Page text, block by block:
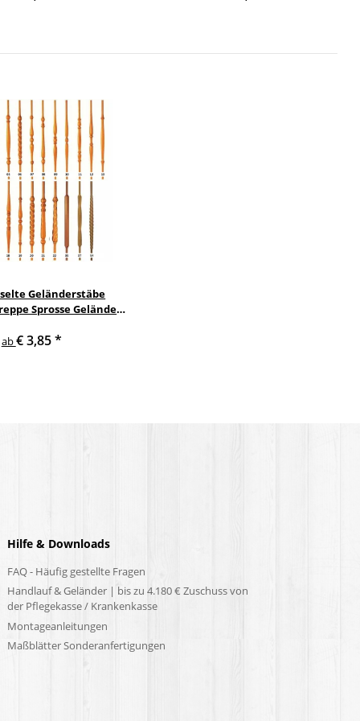
Geländerstäbe
Sprosse Geländer
ab€ 3,85*
Hilfe & Downloads
FAQ - Häufig gestellte Fragen
Handlauf & Geländer | bis zu 4.180 € Zuschuss von
der Pflegekasse / Krankenkasse
Montageanleitungen
Maßblätter Sonderanfertigungen